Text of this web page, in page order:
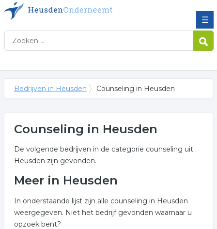
☰
Bedrijven in Heusden Counseling in Heusden
Counseling in Heusden
De volgende bedrijven in de categorie counseling uit
Heusden zijn gevonden.
Meer in Heusden
In onderstaande lijst zijn alle counseling in Heusden
weergegeven. Niet het bedrijf gevonden waarnaar u
opzoek bent?